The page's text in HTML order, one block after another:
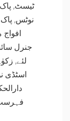
ٹیسٹ,
نوٹس,
افواج
جنرل
لئے,
اسٹڈی